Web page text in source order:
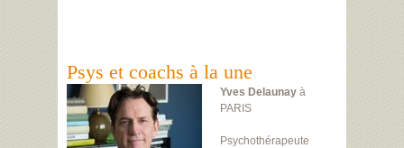
Psys et coachs à la une
Yves Delaunay à
PARIS
Psychothérapeute